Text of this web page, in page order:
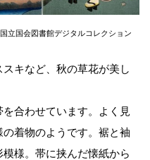
国会図書館デジタルコレクション
キなど、秋の草花が美し
合わせています。よく見
着物のようです。裾と袖
様。帯に挟んだ懐紙から